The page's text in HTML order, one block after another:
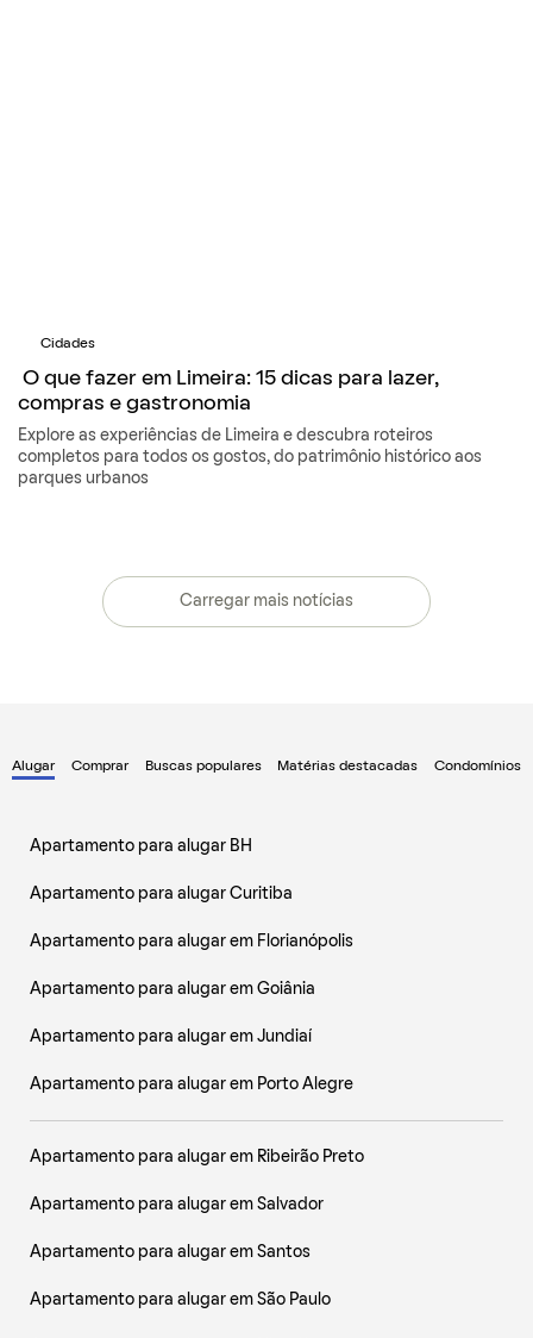
Cidades
O que fazer em Limeira: 15 dicas para lazer,
compras e gastronomia
Explore as experiências de Limeira e descubra roteiros
completos para todos os gostos, do patrimônio histórico aos
parques urbanos
Carregar mais notícias
Alugar Comprar Buscas populares Matérias destacadas Condomínios
Apartamento para alugar BH
Apartamento para alugar Curitiba
Apartamento para alugar em Florianópolis
Apartamento para alugar em Goiânia
Apartamento para alugar em Jundiaí
Apartamento para alugar em Porto Alegre
Apartamento para alugar em Ribeirão Preto
Apartamento para alugar em Salvador
Apartamento para alugar em Santos
Apartamento para alugar em São Paulo